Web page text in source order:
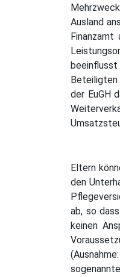
Ausland
Beteiligten
der EuGH
Eltern
den
ab, so
keinen